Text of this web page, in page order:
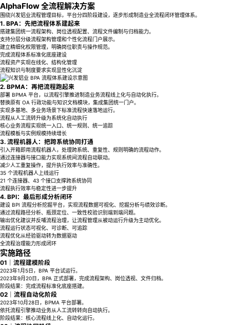
AlphaFlow 全流程解决方案
围绕兴发铝业流程管理目标，平台分四阶段建设，逐步形成制造业全流程闭环管理体系。
1. BPA：先把流程体系建起来
搭建集团统一流程架构、岗位透视配置、流程文件编制与归档能力。
支持分层分级流程架构管理和个性化流程门户展示。
建立精细化权限管理，明确岗位职责与操作规范。
完成流程体系标准化底座建设
流程资产实现在线化、结构化管理
流程知识与制度要求实现显性化沉淀
2. BPMA：再把流程跑起来
部署 BPMA 平台，以流程引擎推进制造业务流程线上化与自动化执行。
替换原有 OA 行政功能与知识文档模块，集成集团统一门户。
实现多基地、多业务场景下标准流程快速落地运行。
流程从人工流转升级为系统化自动执行
核心业务流程实现统一入口、统一规则、统一追踪
流程模板与实例规模持续增长
3. 流程机器人：把跨系统协同打通
引入开箱即用流程机器人，处理跨系统、重复性、规则明确的流程动作。
通过连接器与接口能力实现系统间流程自动联动。
减少人工重复操作，提升执行效率与准确性。
35 个流程机器人上线运行
21 个连接器、43 个接口支撑跨系统协同
流程执行效率与稳定性进一步提升
4. BPI：最后形成分析闭环
建设 BPI 流程分析挖掘平台，实现流程数据可视化、挖掘分析与绩效诊断。
通过流程路径分析、瓶颈定位、一致性校验识别端到端问题。
输出优化建议并反哺流程治理，让流程管理从被动运行升级为主动优化。
流程运行状态可视化、可诊断、可追踪
流程优化从经验驱动转为数据驱动
全流程治理能力形成闭环
实施路径
01｜流程建模阶段
2023年1月5日，BPA 平台试运行。
2023年9月20日，BPA 正式部署，完成流程架构、岗位透视、文件归档。
阶段结果：完成流程标准化底座搭建。
02｜流程自动化阶段
2023年10月28日，BPMA 平台部署。
依托流程引擎推动业务从人工流转转向自动执行。
阶段结果：核心流程线上化、自动化运行。